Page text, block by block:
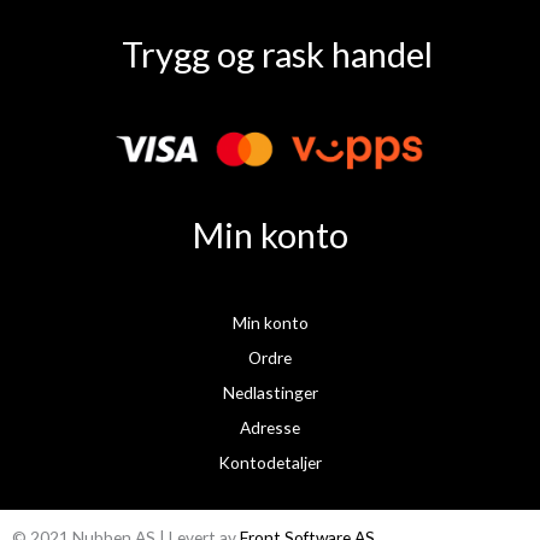
c
b
o
n
s
g
m
Trygg og rask handel
Min konto
Min konto
Ordre
Nedlastinger
Adresse
Kontodetaljer